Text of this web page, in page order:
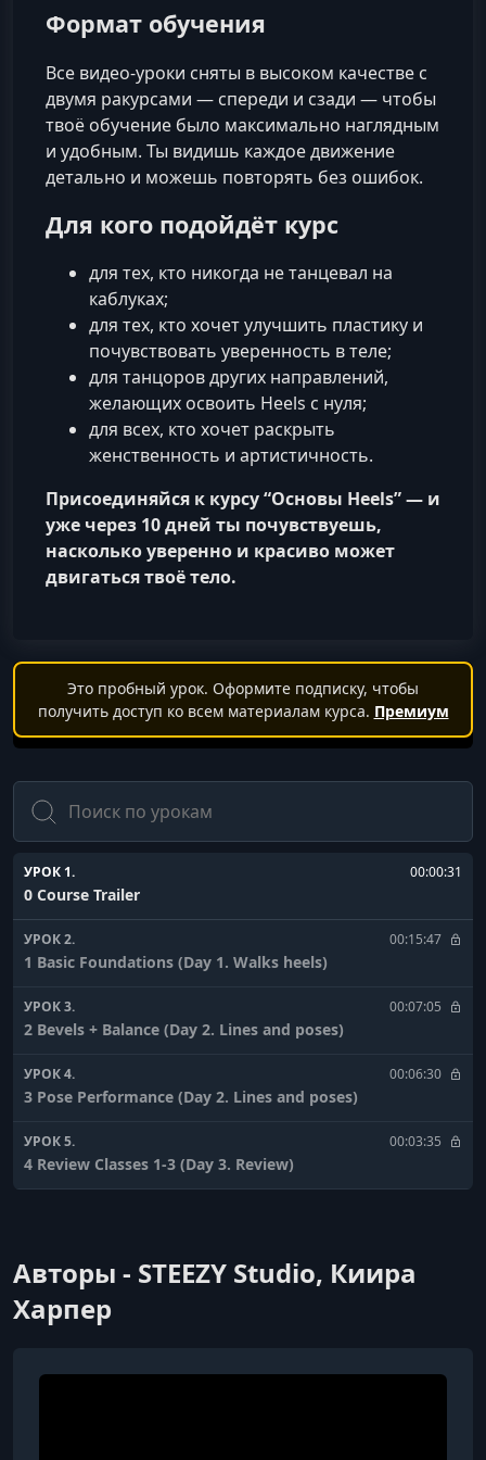
Формат обучения
Все видео‑уроки сняты в высоком качестве с
двумя ракурсами — спереди и сзади — чтобы
твоё обучение было максимально наглядным
и удобным. Ты видишь каждое движение
детально и можешь повторять без ошибок.
Для кого подойдёт курс
для тех, кто никогда не танцевал на
каблуках;
для тех, кто хочет улучшить пластику и
почувствовать уверенность в теле;
для танцоров других направлений,
желающих освоить Heels с нуля;
для всех, кто хочет раскрыть
женственность и артистичность.
Присоединяйся к курсу “Основы Heels” — и
уже через 10 дней ты почувствуешь,
насколько уверенно и красиво может
двигаться твоё тело.
Это пробный урок. Оформите подписку, чтобы
получить доступ ко всем материалам курса. Премиум
Поиск
УРОК 1. 00:00:31
0 Course Trailer
УРОК 2. 00:15:47
1 Basic Foundations (Day 1. Walks heels)
УРОК 3. 00:07:05
2 Bevels + Balance (Day 2. Lines and poses)
УРОК 4. 00:06:30
3 Pose Performance (Day 2. Lines and poses)
УРОК 5. 00:03:35
4 Review Classes 1-3 (Day 3. Review)
УРОК 7. 00:14:30
6 Back Foundation- Layouts (Day 4. Back foundation)
Авторы - STEEZY Studio, Киира
Харпер